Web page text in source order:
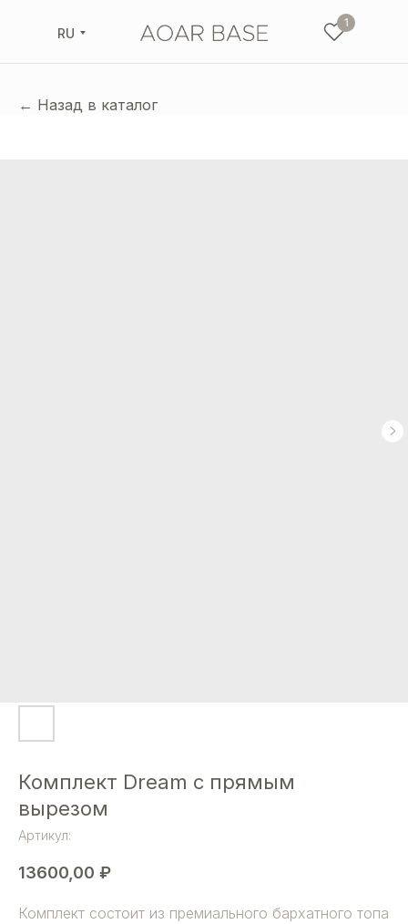
1
RU
← Назад в каталог
Комплект Dream с прямым
вырезом
Артикул:
13600,00 ₽
Комплект состоит из премиального бархатного топа